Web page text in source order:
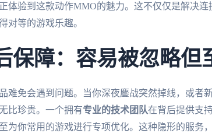
体验到这款动作MMO的魅力。这不仅仅是解决
对等的游戏乐趣。
保障：容易被忽略但
难免会遇到问题。当你深夜鏖战突然掉线，或者
比珍贵。一个拥有专业的技术团队在背后提供支
为你常用的游戏进行专项优化。这种隐形的服务